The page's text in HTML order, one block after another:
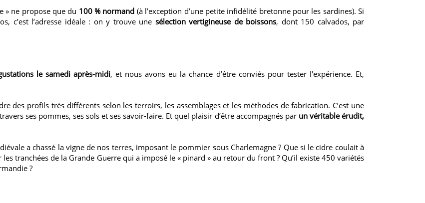
» ne propose que du 100 % normand (à l’exception d’une petite infidélité bretonne pour les sardines). Si
c’est l’adresse idéale : on y trouve une sélection vertigineuse de boissons, dont 150 calvados, par
le samedi après-midi, et nous avons eu la chance d’être conviés pour tester l'expérience. Et,
des profils très différents selon les terroirs, les assemblages et les méthodes de fabrication. C’est une
ses pommes, ses sols et ses savoir-faire. Et quel plaisir d’être accompagnés par un véritable érudit,
a chassé la vigne de nos terres, imposant le pommier sous Charlemagne ? Que si le cidre coulait à
tranchées de la Grande Guerre qui a imposé le « pinard » au retour du front ? Qu’il existe 450 variétés
?